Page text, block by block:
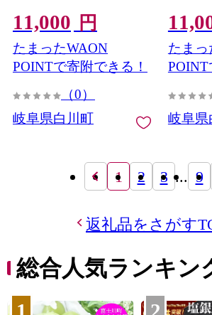
肉 豚もも肉 ぶた肉 モモ肉
薄切り 豚モモ肉薄切り 豚
肉切り落とし 切り落とし
焼肉 炒め物 肉巻き 国産豚
豚しゃぶ 豚肉料理 鍋物 豚
汁 グルメ お取り寄せ 白川
[AWAF089]
11,000 円
たまったWAON
POINTで寄附できる！
（0）
岐阜県白川町
イスカ
ラスラ
県 白川
たまっ
POINT
岐阜県
1 2 3 ... 9
返礼品をさがす
総合人気ランキン
1 2